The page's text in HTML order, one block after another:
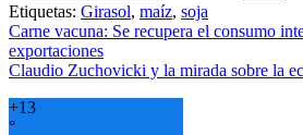
Etiquetas: Girasol, maíz, soja
Navegación
de
entradas
Carne vacuna: Se recupera el consumo
exportaciones
Claudio Zuchovicki y la mirada sobre la
+13
°